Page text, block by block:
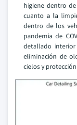
higiene dentro
cuanto a la
dentro de los
pandemia de
detallado
eliminación de
cielos y